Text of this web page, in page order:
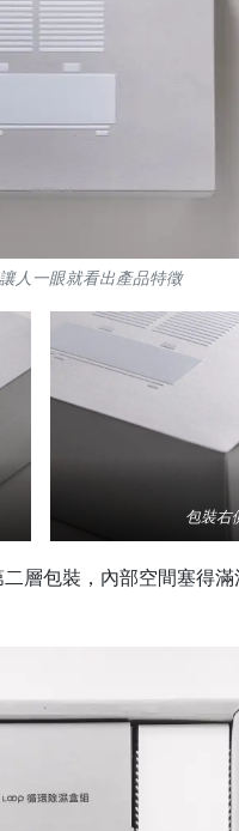
人一眼就看出產品特徵
包裝右
層包裝，內部空間塞得